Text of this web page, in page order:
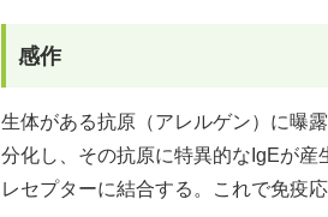
感作
生体がある抗原（アレルゲン）に曝
分化し、その抗原に特異的なIgEが産
レセプターに結合する。これで免疫